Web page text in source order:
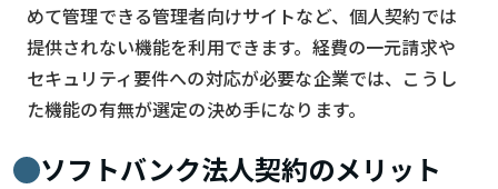
めて管理できる管理者向けサイトなど、個人契約では
提供されない機能を利用できます。経費の一元請求や
セキュリティ要件への対応が必要な企業では、こうし
た機能の有無が選定の決め手になります。
ソフトバンク法人契約のメリット